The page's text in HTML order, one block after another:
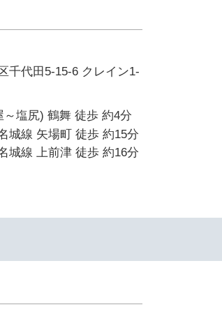
千代田5-15-6 クレイン1-
塩尻) 鶴舞 徒歩 約4分
城線 矢場町 徒歩 約15分
城線 上前津 徒歩 約16分